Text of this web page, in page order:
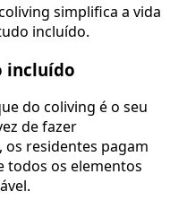
simplifica a vida
incluído.
incluído
do coliving é o seu
de fazer
os residentes pagam
todos os elementos